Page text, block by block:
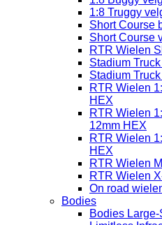
1:8 Truggy
Short Course
Short Course
RTR Wielen
Stadium
Stadium
RTR Wielen
HEX
RTR Wielen
12mm HEX
RTR Wielen
HEX
RTR Wielen
RTR Wielen
On road
Bodies
Bodies